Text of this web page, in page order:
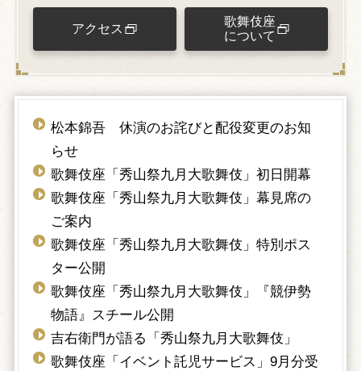
アクセス
歌舞伎座
について
松本錦吾 休演のお詫びと配役変更のお知
らせ
歌舞伎座「秀山祭九月大歌舞伎」初日開幕
歌舞伎座「秀山祭九月大歌舞伎」幕見席の
ご案内
歌舞伎座「秀山祭九月大歌舞伎」特別ポス
ター公開
歌舞伎座「秀山祭九月大歌舞伎」『競伊勢
物語』スチール公開
吉右衛門が語る「秀山祭九月大歌舞伎」
歌舞伎座「イベント託児サービス」9月分受